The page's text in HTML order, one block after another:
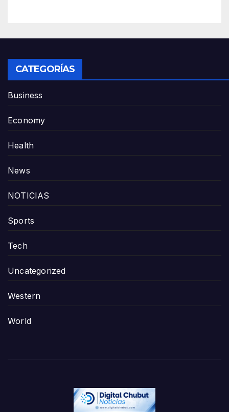
CATEGORÍAS
Business
Economy
Health
News
NOTICIAS
Sports
Tech
Uncategorized
Western
World